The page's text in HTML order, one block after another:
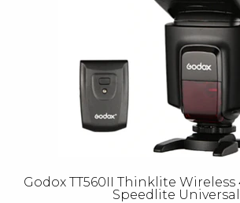
Godox TT560II Thinklite Wireless
Speedlite Universal